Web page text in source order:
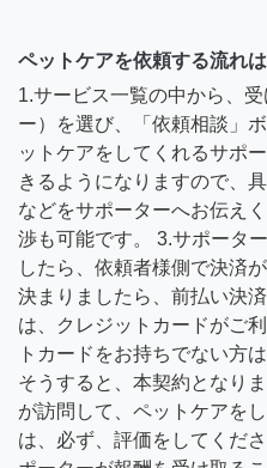
ペットケアを依頼する流れ
1.サービス一覧の中から、
ー）を選び、「依頼相談」
ットケアをしてくれるサポ
きるようになりますので、
などをサポーターへお伝え
渉も可能です。 3.サポータ
したら、依頼者様側で決済
決まりましたら、前払い決
は、クレジットカードがご
トカードをお持ちでない方
そうすると、本契約となり
が訪問して、ペットケアを
は、必ず、評価をしてくだ